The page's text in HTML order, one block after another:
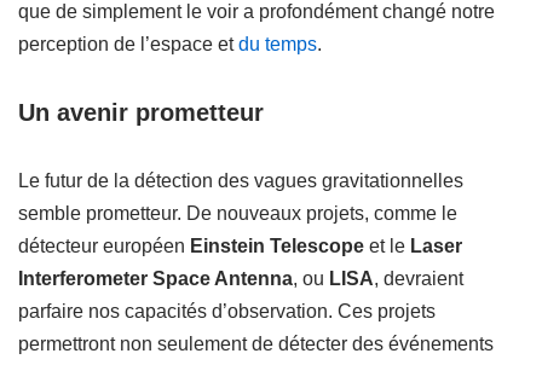
que de simplement le voir a profondément changé notre
perception de l’espace etdu temps.
Un avenir prometteur
Le futur de la détection des vagues gravitationnelles
semble prometteur. De nouveaux projets, comme le
détecteur européen Einstein Telescope et le Laser
Interferometer Space Antenna, ou LISA, devraient
parfaire nos capacités d’observation. Ces projets
permettront non seulement de détecter des événements